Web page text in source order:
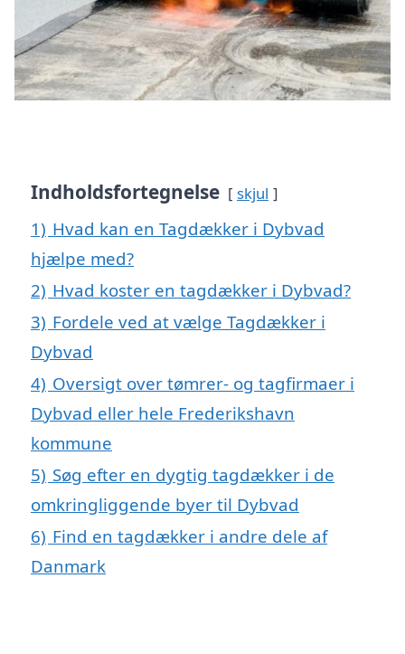
Indholdsfortegnelse skjul
1) Hvad kan en Tagdækker i Dybvad
hjælpe med?
2) Hvad koster en tagdækker i Dybvad?
3) Fordele ved at vælge Tagdækker i
Dybvad
4) Oversigt over tømrer- og tagfirmaer i
Dybvad eller hele Frederikshavn
kommune
5) Søg efter en dygtig tagdækker i de
omkringliggende byer til Dybvad
6) Find en tagdækker i andre dele af
Danmark